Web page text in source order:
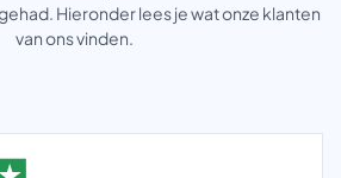
Hieronder lees je wat onze klanten
van ons vinden.